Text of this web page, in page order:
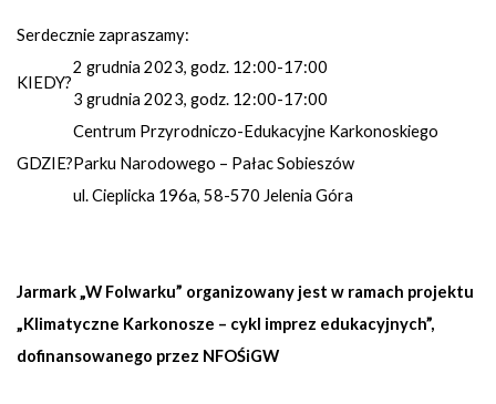
Serdecznie zapraszamy:
KIEDY?
2 grudnia 2023, godz. 12:00-17:00
3 grudnia 2023, godz. 12:00-17:00
GDZIE?
Centrum Przyrodniczo-Edukacyjne Karkonoskiego
Parku Narodowego – Pałac Sobieszów
ul. Cieplicka 196a, 58-570 Jelenia Góra
Jarmark „W Folwarku” organizowany jest w ramach projektu
„Klimatyczne Karkonosze – cykl imprez edukacyjnych”,
dofinansowanego przez NFOŚiGW